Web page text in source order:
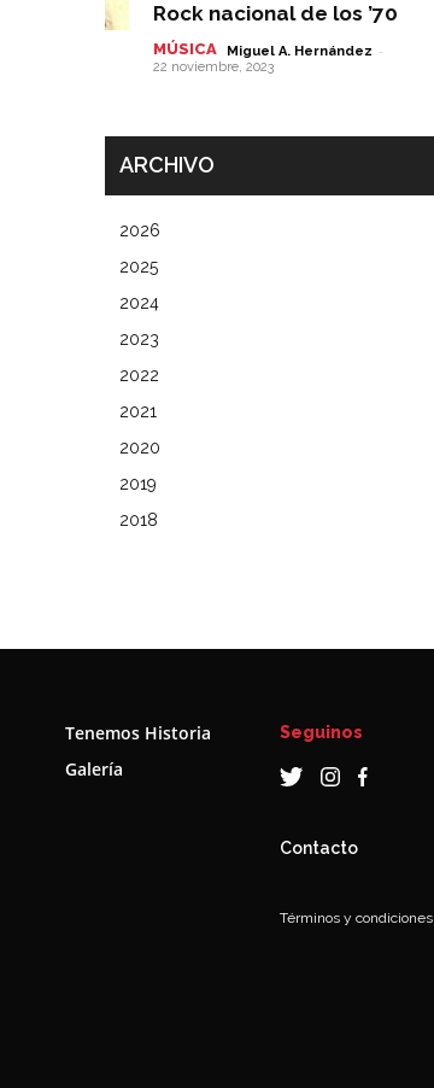
Rock nacional de los ’70
MÚSICA Miguel A. Hernández -
22 noviembre, 2023
ARCHIVO
2026
2025
2024
2023
2022
2021
2020
2019
2018
Tenemos Historia
Galería
Seguinos
Contacto
Términos y condiciones